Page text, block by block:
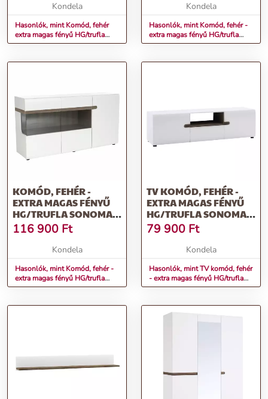
Kondela
Hasonlók, mint Komód, fehér
extra magas fényű HG/trufla
sonoma tölgy, LYNATET 35
Kondela
Hasonlók, mint Komód, fehér -
extra magas fényű HG/trufla
sonoma tölgy, LYNATET 40
KOMÓD, FEHÉR -
EXTRA MAGAS FÉNYŰ
HG/TRUFLA SONOMA
TÖLGY, LYNATET 42
116 900 Ft
Kondela
Hasonlók, mint Komód, fehér -
extra magas fényű HG/trufla
sonoma tölgy, LYNATET 42
TV KOMÓD, FEHÉR -
EXTRA MAGAS FÉNYŰ
HG/TRUFLA SONOMA
TÖLGY, LYNATET 50
79 900 Ft
Kondela
Hasonlók, mint TV komód, fehér
- extra magas fényű HG/trufla
sonoma tölgy, LYNATET 50